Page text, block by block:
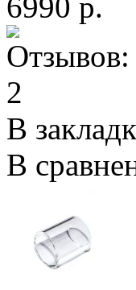
6990 р.
В
В